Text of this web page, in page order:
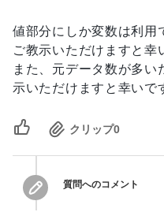
値部分にしか変数は利用
ご教示いただけますと幸
また、元データ数が多
示いただけますと幸いで
クリップ0
質問へのコメント